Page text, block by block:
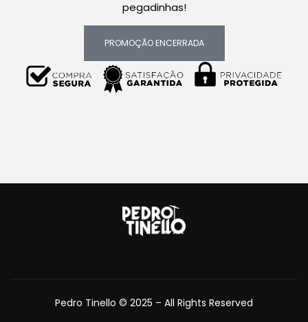
pegadinhas!
PROMOÇÃO ENCERRADA
Pedro Tinello © 2025 – All Rights Reserved